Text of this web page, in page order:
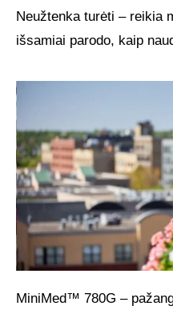
Neužtenka turėti – reikia
išsamiai parodo, kaip
MiniMed™ 780G –